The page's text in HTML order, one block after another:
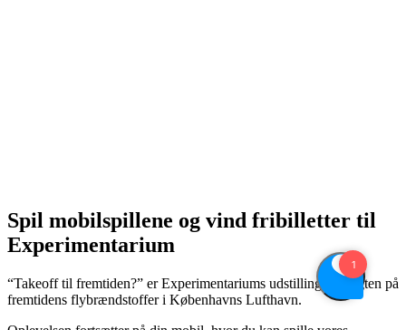
Spil mobilspillene og vind fribilletter til
Experimentarium
“Takeoff til fremtiden?” er Experimentariums udstilling om jagten på
fremtidens flybrændstoffer i Københavns Lufthavn.